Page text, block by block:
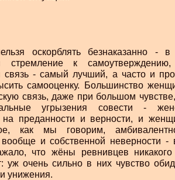
оскорблять безнаказанно -
стремление к
связь - самый лучший, а часто и
самооценку. Большинство
связь, даже при большом
угрызения совести -
преданности и верности, и
как мы говорим,
вообще и собственной неверности -
что жёны ревнивцев
уж очень сильно в них чувство
унижения.